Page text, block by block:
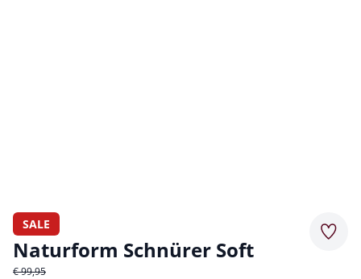
SALE
Naturform Schnürer Soft
€ 99,95